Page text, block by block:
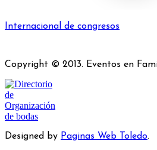
Internacional de congresos
Copyright © 2013. Eventos en
Designed by Paginas Web Toledo.